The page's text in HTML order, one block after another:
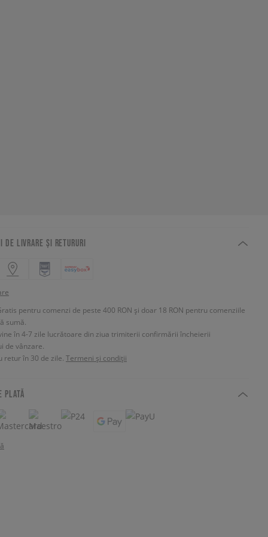
DE LIVRARE ȘI RETURURI
pentru comenzi de peste 400 RON și doar 18 RON pentru comenziile
sumă.
în 4-7 zile lucrătoare din ziua trimiterii confirmării încheierii
de vânzare.
retur în 30 de zile. Termeni și condiții
PLATĂ